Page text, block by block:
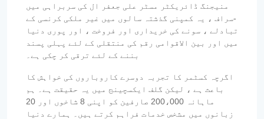
منیجنگ ڈائریکٹر مسٹر علی جعفر ال کی سربراہی میں
-سراف ، یہ کمپنی گذشتہ سالوں میں غیر ملکی کرنسی کے
تبادلے ، سونے کی خریداری اور فروخت ، اور پوری دنیا
میں اور بین الاقوامی رقم کی منتقلی کے لئے پہلی پسند
بننے کے لئے ترقی کر چکی ہے۔
اگرچہ کسٹمر کا تجربہ دوسرے کاروباروں کی خواہش کا
باعث ہے ، لیکن گلف ایکسچینج میں یہ حقیقت ہے۔ ہم
ماہانہ 200،000 صارفین کو اپنی 8 شاخوں اور 20
زبانوں میں مشخص خدمات فراہم کرتے ہیں۔ ہمارے دنیا